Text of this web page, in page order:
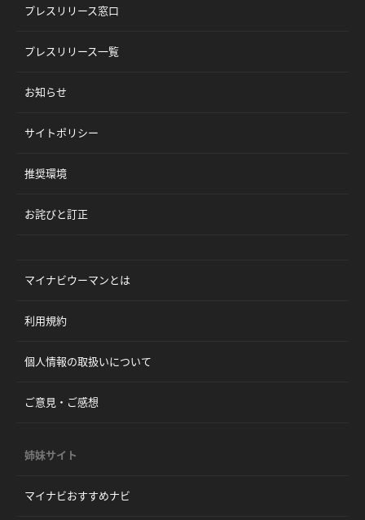
プレスリリース窓口
プレスリリース一覧
お知らせ
サイトポリシー
推奨環境
お詫びと訂正
マイナビウーマンとは
利用規約
個人情報の取扱いについて
ご意見・ご感想
姉妹サイト
マイナビおすすめナビ